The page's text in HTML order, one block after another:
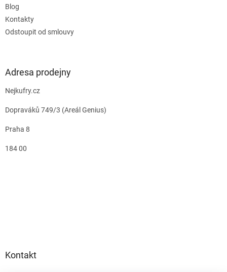
Blog
Kontakty
Odstoupit od smlouvy
Adresa prodejny
Nejkufry.cz
Dopraváků 749/3 (Areál Genius)
Praha 8
184 00
Kontakt